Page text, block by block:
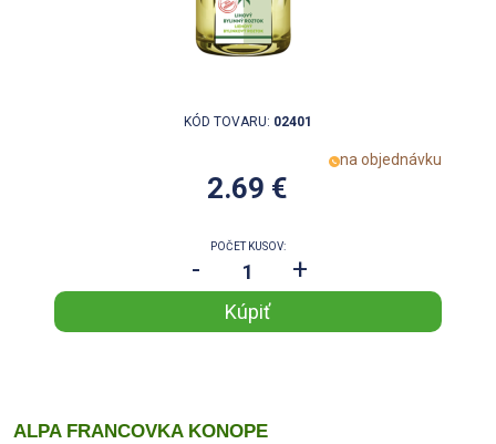
KÓD TOVARU: 02401
na objednávku
2.69 €
POČET KUSOV:
- +
ALPA FRANCOVKA KONOPE